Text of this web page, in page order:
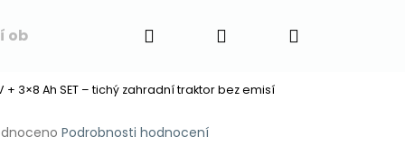
Napište nám
Hledat PřihlášeníNákupní
+ 3×8 Ah SET – tichý zahradní traktor bez emisí
Podrobnosti hodnocení